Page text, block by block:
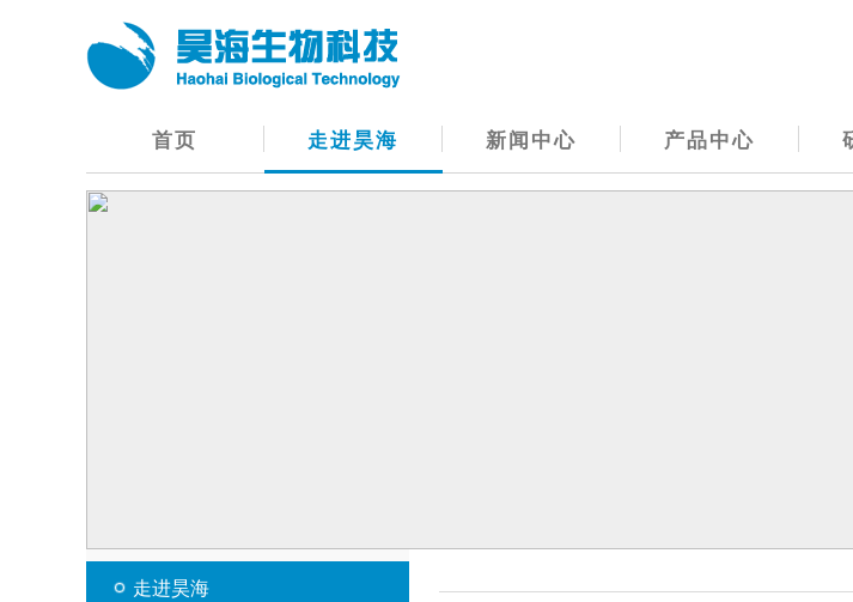
首页 走进昊海 新闻中心 产品中心
走进昊海